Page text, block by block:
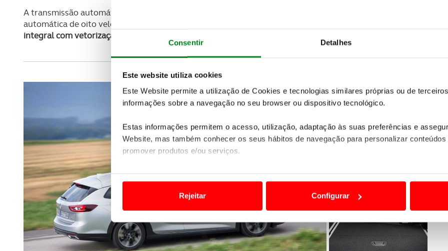
Consentir Detalhes
Este website utiliza cookies
Este Website permite a utilização de Cookies e tecnologias similares próprias ou de
informações sobre a navegação no seu browser ou dispositivo tecnológico.
Estas informações permitem o acesso, utilização, adaptação às suas preferências e
Website, mas também conhecer os seus hábitos de navegação para personalizar
promover produtos e/ou serviços.
Usamos cookies para melhorar a sua experiência digital, personalizar conteúdos e
funcionalidades de redes sociais, bem como para analisar dados de navegação no nosso
Adicionalmente partilhamos informação, relativa à sua utilização do nosso site de
Rejeitar Configurar
A transmissão automática de seis velocidades está disponível para 1.5 Turbo de 165 cv e a nova caixa
automática de oito velocidades pode ser encomendada para o 2.0 Turbo D de 170 cv.
integral com vetorização de binário é proposta numa versão com o 2.0 Turbo D